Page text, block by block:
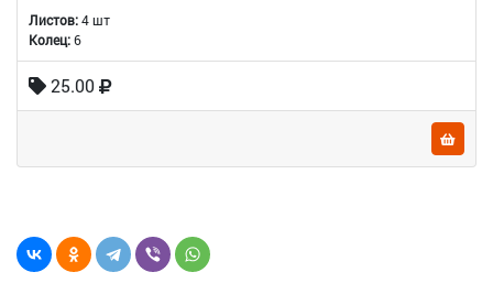
Листов:4 шт
Колец:6
25.00